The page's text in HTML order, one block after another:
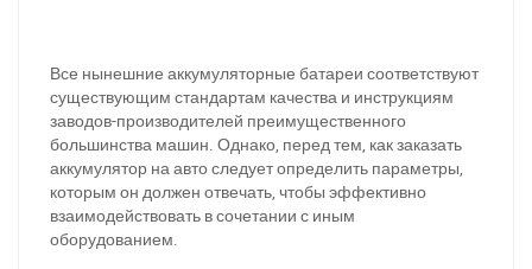
Все нынешние аккумуляторные батареи соответствуют
существующим стандартам качества и инструкциям
заводов-производителей преимущественного
большинства машин. Однако, перед тем, как заказать
аккумулятор на авто следует определить параметры,
которым он должен отвечать, чтобы эффективно
взаимодействовать в сочетании с иным
оборудованием.